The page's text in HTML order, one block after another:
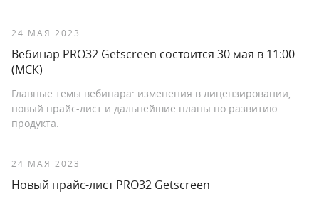
24 МАЯ 2023
Вебинар PRO32 Getscreen состоится 30 мая в 11:00
(МСК)
Главные темы вебинара: изменения в лицензировании,
новый прайс-лист и дальнейшие планы по развитию
продукта.
24 МАЯ 2023
Новый прайс-лист PRO32 Getscreen